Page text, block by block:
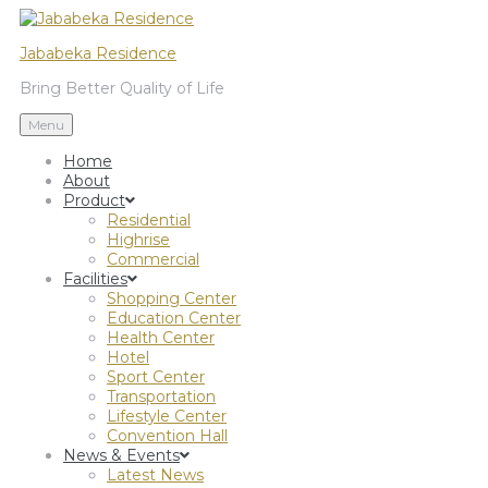
Jababeka Residence
Bring Better Quality of Life
Menu
Home
About
Product
Residential
Highrise
Commercial
Facilities
Shopping Center
Education Center
Health Center
Hotel
Sport Center
Transportation
Lifestyle Center
Convention Hall
News & Events
Latest News